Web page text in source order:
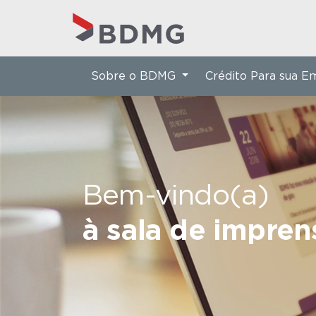
Bem-vindo(a)
à sala de
Sobre o BDMG Crédito Para sua